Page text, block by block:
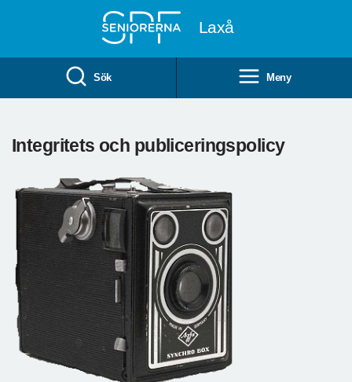
Laxå
Sök Meny
Integritets och publiceringspolicy